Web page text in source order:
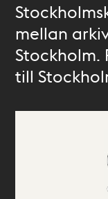
mellan
Stockholm.
till